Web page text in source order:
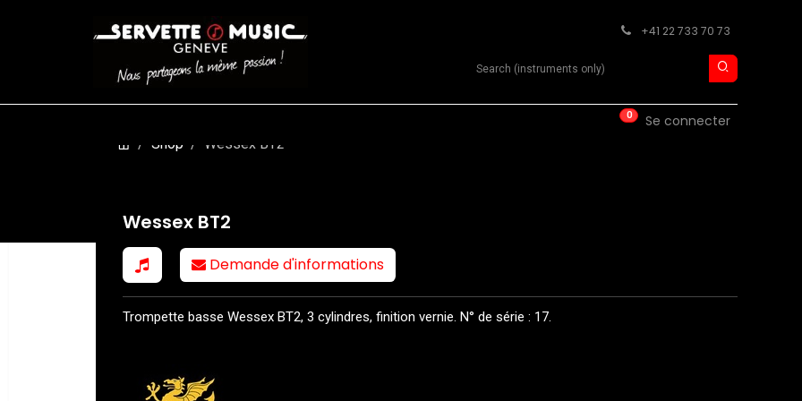
+41 22 733 70 73
Search product
0 Se connecter
Shop Wessex BT2
Wessex BT2
Demande d'informations
Trompette basse Wessex BT2, 3 cylindres, finition vernie. N° de série : 17.